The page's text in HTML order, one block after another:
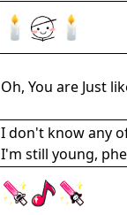
Oh, You are Just
I don't know any
I'm still young,